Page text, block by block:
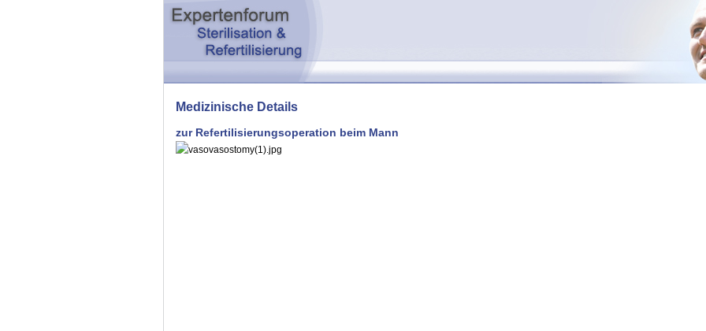
Medizinische Details
zur Refertilisierungsoperation beim Mann